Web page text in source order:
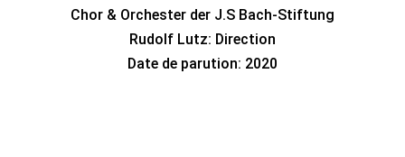
Chor & Orchester der J.S Bach-Stiftung
Rudolf Lutz: Direction
Date de parution: 2020